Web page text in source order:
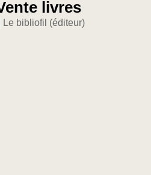
livres
Le bibliofil (éditeur)